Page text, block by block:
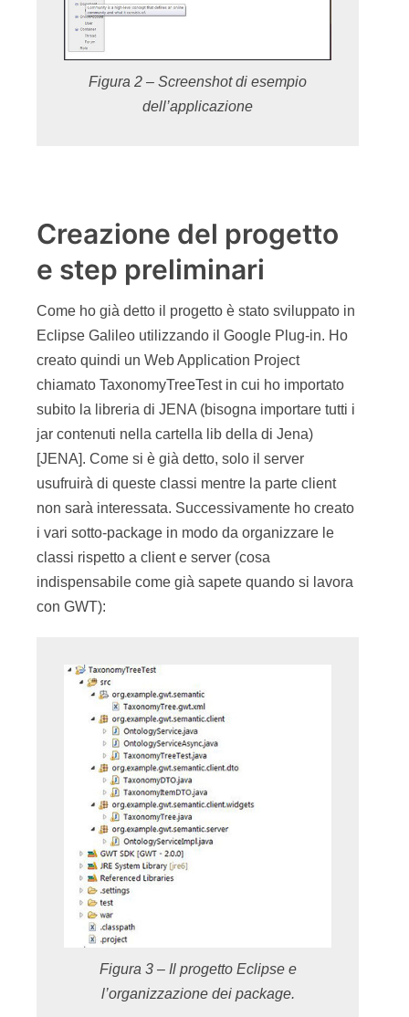
Figura 2 – Screenshot di esempio
dell’applicazione
Creazione del progetto
e step preliminari
Come ho già detto il progetto è stato sviluppato in
Eclipse Galileo utilizzando il Google Plug-in. Ho
creato quindi un Web Application Project
chiamato TaxonomyTreeTest in cui ho importato
subito la libreria di JENA (bisogna importare tutti i
jar contenuti nella cartella lib della di Jena)
[JENA]. Come si è già detto, solo il server
usufruirà di queste classi mentre la parte client
non sarà interessata. Successivamente ho creato
i vari sotto-package in modo da organizzare le
classi rispetto a client e server (cosa
indispensabile come già sapete quando si lavora
con GWT):
Figura 3 – Il progetto Eclipse e
l’organizzazione dei package.